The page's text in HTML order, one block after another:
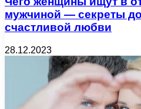
мужчиной — секреты
счастливой любви
28.12.2023